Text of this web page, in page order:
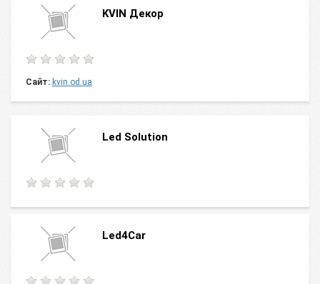
KVIN Декор
Сайт: kvin.od.ua
Led Solution
Led4Car